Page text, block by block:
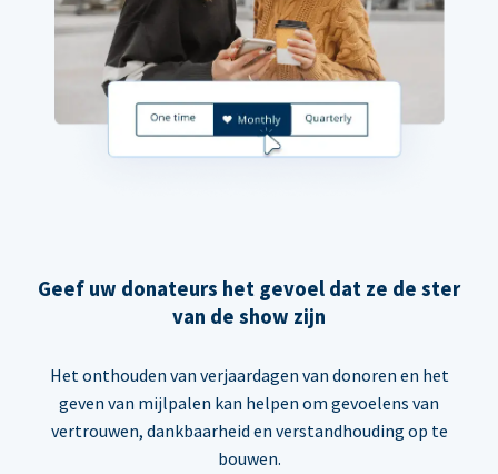
Geef uw donateurs het gevoel dat ze de ster
van de show zijn
Het onthouden van verjaardagen van donoren en het
geven van mijlpalen kan helpen om gevoelens van
vertrouwen, dankbaarheid en verstandhouding op te
bouwen.